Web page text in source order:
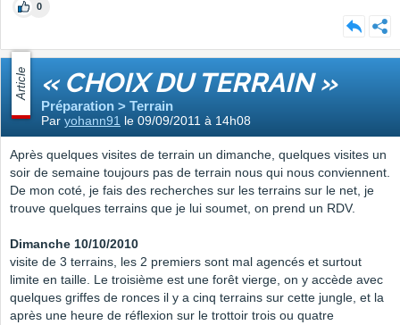
0
Article « CHOIX DU TERRAIN »
Préparation > Terrain
Par yohann91 le 09/09/2011 à 14h08
Après quelques visites de terrain un dimanche, quelques visites un
soir de semaine toujours pas de terrain nous qui nous conviennent.
De mon coté, je fais des recherches sur les terrains sur le net, je
trouve quelques terrains que je lui soumet, on prend un RDV.
Dimanche 10/10/2010
visite de 3 terrains, les 2 premiers sont mal agencés et surtout
limite en taille. Le troisième est une forêt vierge, on y accède avec
quelques griffes de ronces il y a cinq terrains sur cette jungle, et la
après une heure de réflexion sur le trottoir trois ou quatre